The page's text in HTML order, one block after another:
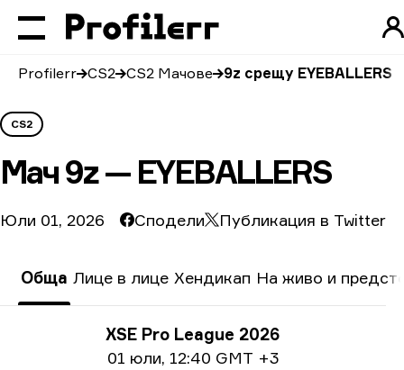
Profilerr CS2 CS2 Мачове 9z срещу EYEBALLERS
CS2
Мач9z — EYEBALLERS
Юли 01, 2026 Сподели Публикация в Twitter
Обща Лице в лице Хендикап На живо и
Информация за турнираXSE Pro League 2026
Информация за дата
01 юли, 12:40 GMT +3